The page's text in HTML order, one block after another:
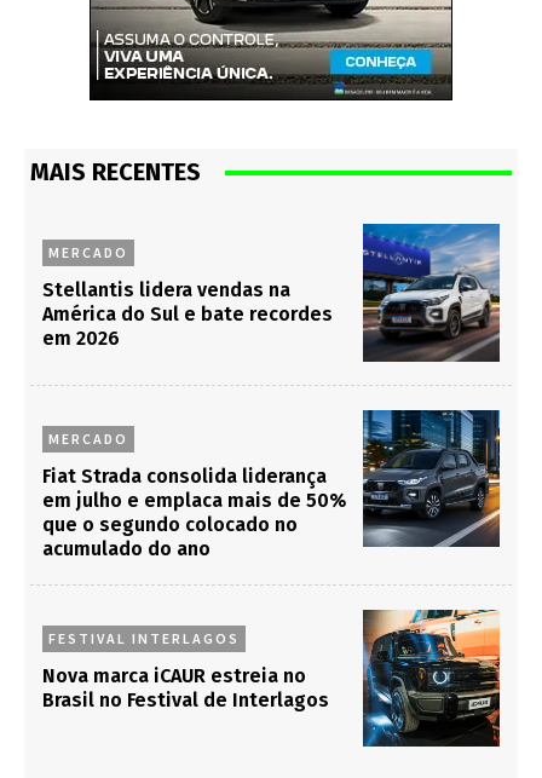
MAIS RECENTES
MERCADO
Stellantis lidera vendas na
América do Sul e bate recordes
em 2026
MERCADO
Fiat Strada consolida liderança
em julho e emplaca mais de 50%
que o segundo colocado no
acumulado do ano
FESTIVAL INTERLAGOS
Nova marca iCAUR estreia no
Brasil no Festival de Interlagos